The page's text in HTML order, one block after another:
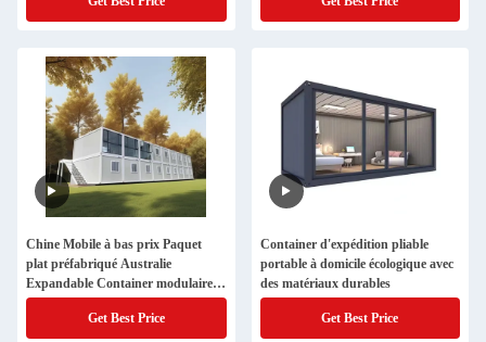
Chine Mobile à bas prix Paquet
plat préfabriqué Australie
Expandable Container modulaire
préfabriqué Maison/Maison de luxe
Get Best Price
Container d'expédition pliable
portable à domicile écologique avec
des matériaux durables
Get Best Price